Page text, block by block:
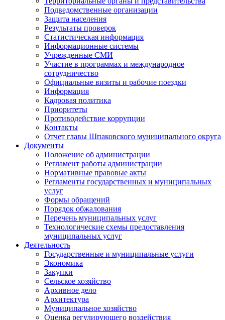
Подведомственные организации
Защита населения
Результаты проверок
Статистическая информация
Информационные системы
Учрежденные СМИ
Участие в программах и международное
сотрудничество
Официальные визиты и рабочие поездки
Информация
Кадровая политика
Приоритеты
Противодействие коррупции
Контакты
Отчет главы Шпаковского муниципального округа
Документы
Положение об администрации
Регламент работы администрации
Нормативные правовые акты
Регламенты государственных и муниципальных
услуг
Формы обращений
Порядок обжалования
Перечень муниципальных услуг
Технологические схемы предоставления
муниципальных услуг
Деятельность
Государственные и муниципальные услуги
Экономика
Закупки
Сельское хозяйство
Архивное дело
Архитектура
Муниципальное хозяйство
Оценка регулирующего воздействия